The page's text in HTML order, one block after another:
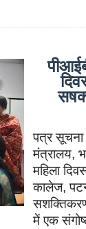
पत्र सूचना
मंत्रालय,
महिला
कालेज,
में एक